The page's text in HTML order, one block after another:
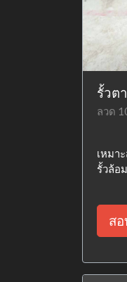
รั้วต
ลวด
เหมา
รั้วล้อ
ส